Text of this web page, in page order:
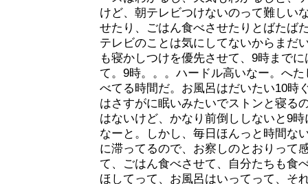
けど、朝テレビつけないのって難しい
せたり、ごはん食べさせたりとばたば
テレビのことは気にしてないからまだ
も寝かしつけを優先させて、9時まで
て。9時。。。ハードル高いなー。へ
べてる時間だ。お風呂はだいたい10時
はさすがに眠いみたいでストンと寝る
はないけど、かなり前倒ししないと9
なーと。しかし、毎日ほんっと時間な
に滞ってるので、お察しのとおりって
て、ごはん食べさせて、自分たちも食
ほしてって、お風呂はいってって、そ